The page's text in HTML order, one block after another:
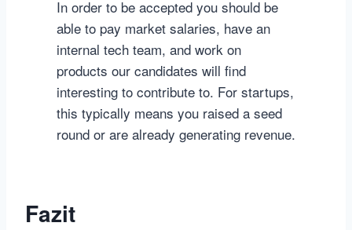
In order to be accepted you should be
able to pay market salaries, have an
internal tech team, and work on
products our candidates will find
interesting to contribute to. For startups,
this typically means you raised a seed
round or are already generating revenue.
Fazit